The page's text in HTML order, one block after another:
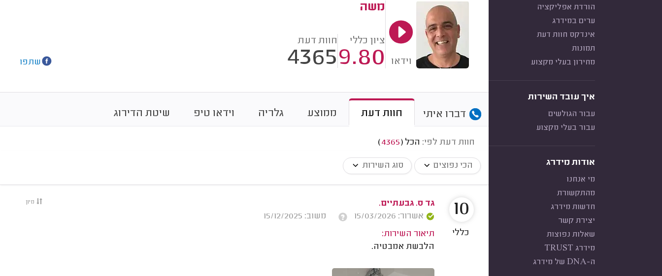
הורדת אפליקציה
ערים במידרג
אינדקס חוות דעת
תמונות
מחירון בעלי מקצוע
איך עובד השירות
עבור הגולשים
עבור בעלי מקצוע
אודות מידרג
מי אנחנו
מהתקשורת
חדשות מידרג
יצירת קשר
שאלות נפוצות
מידרג TRUST
ה-DNA של מידרג
וידאו
משה
ציון כללי
9.80
חוות דעת
4365 שתפו
דברו איתי חוות דעת ממוצע גלריה וידאו טיפ שיטת הדירוג
חוות דעת לפי: הכל (
4365
)
הכי נפוצים סוג השירות
מיון
גד ס. גבעתיים.
אשרור: 15/03/2026
משוב: 15/12/2025
תיאור השירות:
הלבשת אמבטיה.
10
כללי